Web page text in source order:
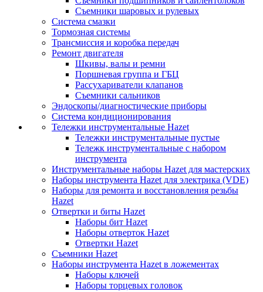
Съемники шаровых и рулевых
Система смазки
Тормозная системы
Трансмиссия и коробка передач
Ремонт двигателя
Шкивы, валы и ремни
Поршневая группа и ГБЦ
Рассухариватели клапанов
Съемники сальников
Эндоскопы/диагностические приборы
Система кондиционирования
Тележки инструментальные Hazet
Тележки инструментальные пустые
Тележк инструментальные с набором
инструмента
Инструментальные наборы Hazet для мастерских
Наборы инструмента Hazet для электрика (VDE)
Наборы для ремонта и восстановления резьбы
Hazet
Отвертки и биты Hazet
Наборы бит Hazet
Наборы отверток Hazet
Отвертки Hazet
Съемники Hazet
Наборы инструмента Hazet в ложементах
Наборы ключей
Наборы торцевых головок